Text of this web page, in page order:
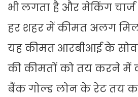
भी लगता है और मेकिंग
हर शहर में कीमत अलग
यह कीमत आरबीआई के
की कीमतों को तय करने में
बैंक गोल्ड लोन के रेट तय